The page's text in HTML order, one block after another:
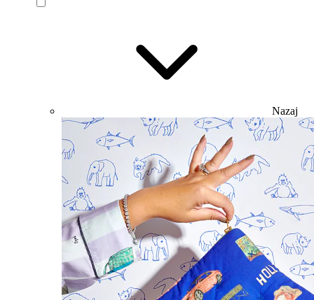
Nazaj